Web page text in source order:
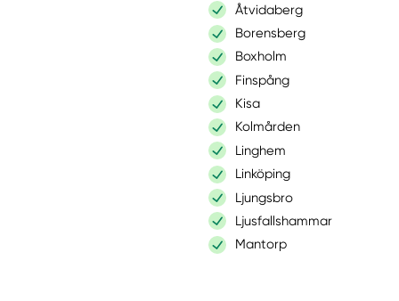
Åtvidaberg
Borensberg
Boxholm
Finspång
Kisa
Kolmården
Linghem
Linköping
Ljungsbro
Ljusfallshammar
Mantorp